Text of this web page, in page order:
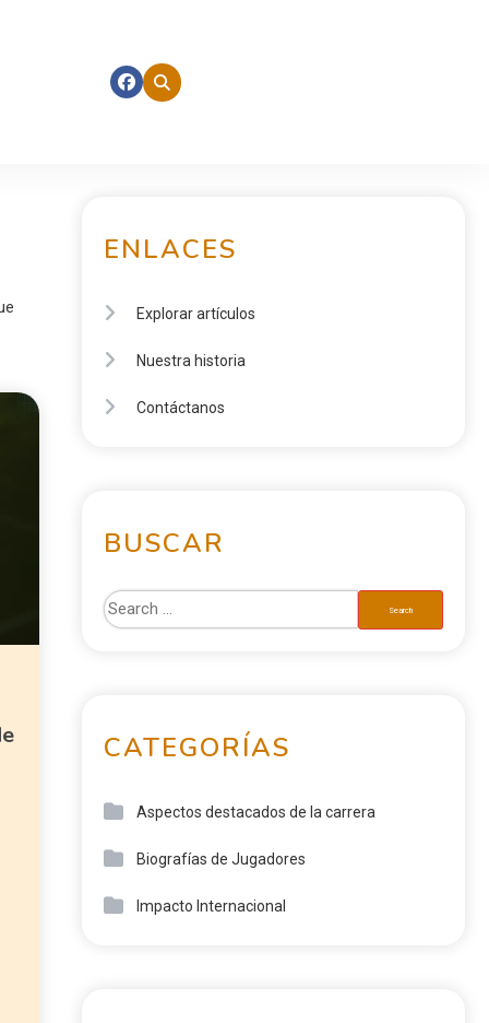
ENLACES
Explorar artículos
Nuestra historia
Contáctanos
BUSCAR
CATEGORÍAS
Aspectos destacados de la carrera
Biografías de Jugadores
Impacto Internacional